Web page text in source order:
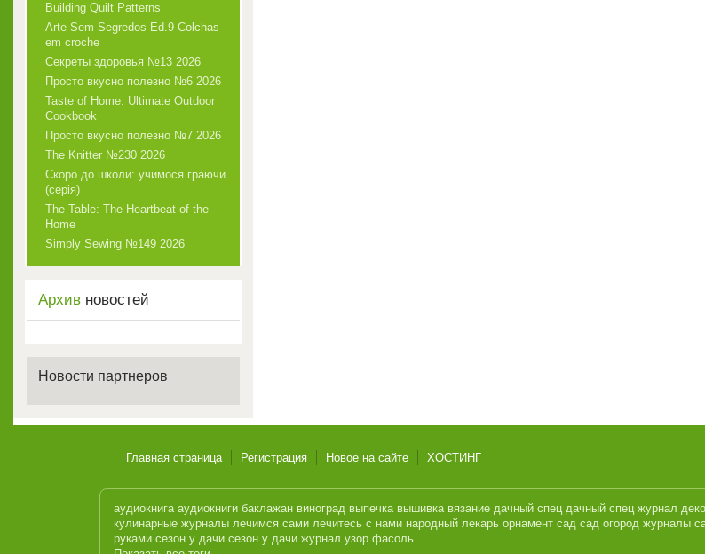
Building Quilt Patterns
Arte Sem Segredos Ed.9 Colchas
em croche
Секреты здоровья №13 2026
Просто вкусно полезно №6 2026
Taste of Home. Ultimate Outdoor
Cookbook
Просто вкусно полезно №7 2026
The Knitter №230 2026
Скоро до школи: учимося граючи
(серія)
The Table: The Heartbeat of the
Home
Simply Sewing №149 2026
Архив новостей
Новости партнеров
Главная страница Регистрация Новое на сайте ХОСТИНГ
аудиокнига аудиокниги баклажан виноград выпечка вышивка вязание дачный спец дачный спец журнал
кулинарные журналы лечимся сами лечитесь с нами народный лекарь орнамент сад сад огород журналы
руками сезон у дачи сезон у дачи журнал узор фасоль